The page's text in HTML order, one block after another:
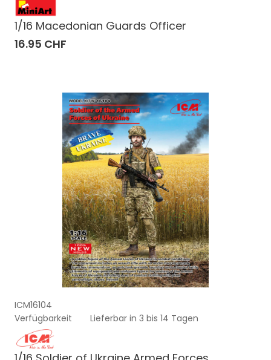
1/16 Macedonian Guards Officer
16.95 CHF
ICM16104
Verfügbarkeit
Lieferbar in 3 bis 14 Tagen